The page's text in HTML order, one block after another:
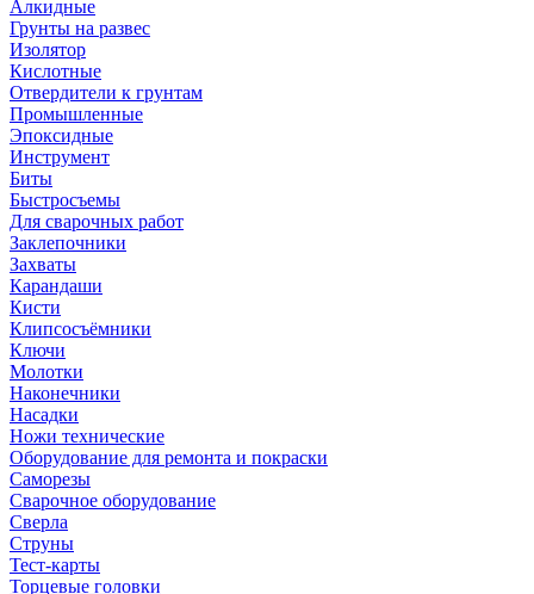
Алкидные
Грунты на развес
Изолятор
Кислотные
Отвердители к грунтам
Промышленные
Эпоксидные
Инструмент
Биты
Быстросъемы
Для сварочных работ
Заклепочники
Захваты
Карандаши
Кисти
Клипсосъёмники
Ключи
Молотки
Наконечники
Насадки
Ножи технические
Оборудование для ремонта и покраски
Саморезы
Сварочное оборудование
Сверла
Струны
Тест-карты
Торцевые головки